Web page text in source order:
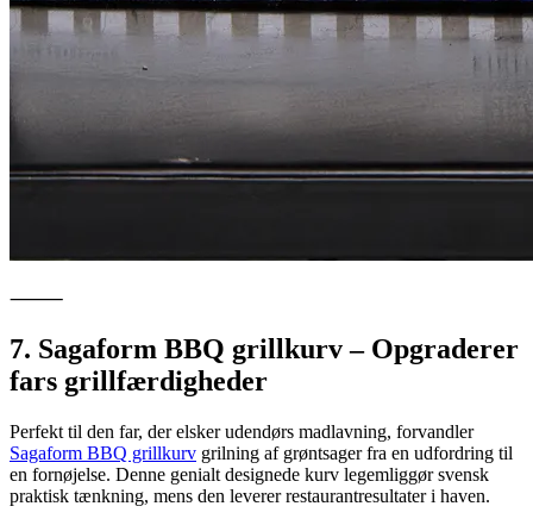
⸻
7. Sagaform BBQ grillkurv – Opgraderer
fars grillfærdigheder
Perfekt til den far, der elsker udendørs madlavning, forvandler
Sagaform BBQ grillkurv grilning af grøntsager fra en udfordring til
en fornøjelse. Denne genialt designede kurv legemliggør svensk
praktisk tænkning, mens den leverer restaurantresultater i haven.